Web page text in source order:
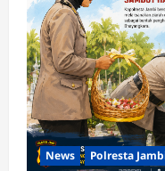
News Polresta